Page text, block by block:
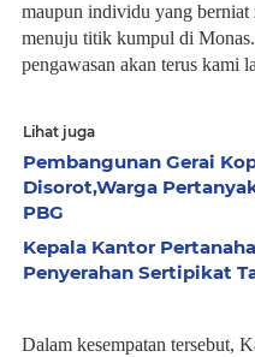
maupun individu yang berniat
menuju titik kumpul di
pengawasan akan terus kami
Lihat juga
Pembangunan Gerai
Disorot,Warga
PBG
Kepala Kantor
Penyerahan Sertipikat
Dalam kesempatan tersebut,